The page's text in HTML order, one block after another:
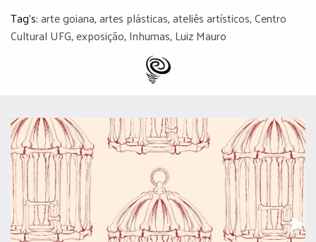
Tag's:arte goiana,artes plásticas,ateliês artísticos,Centro
Cultural UFG,exposição, Inhumas, Luiz Mauro
▶︎